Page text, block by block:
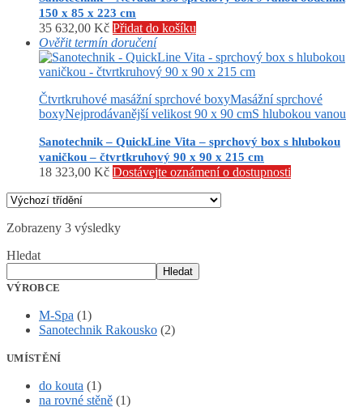
150 x 85 x 223 cm
35 632,00 Kč Přidat do košíku
Ověřit termín doručení
Čtvrtkruhové masážní sprchové boxyMasážní sprchové
boxyNejprodávanější velikost 90 x 90 cmS hlubokou vanou
Sanotechnik – QuickLine Vita – sprchový box s hlubokou
vaničkou – čtvrtkruhový 90 x 90 x 215 cm
18 323,00 Kč Dostávejte oznámení o dostupnosti
Zobrazeny 3 výsledky
Hledat
Hledat
VÝROBCE
M-Spa (1)
Sanotechnik Rakousko (2)
UMÍSTĚNÍ
do kouta (1)
na rovné stěně (1)